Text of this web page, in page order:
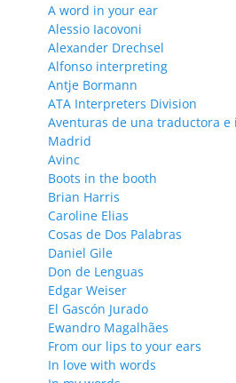
A word in your ear
Alessio Iacovoni
Alexander Drechsel
Alfonso interpreting
Antje Bormann
ATA Interpreters Division
Aventuras de una traductora
Madrid
Avinc
Boots in the booth
Brian Harris
Caroline Elias
Cosas de Dos Palabras
Daniel Gile
Don de Lenguas
Edgar Weiser
El Gascón Jurado
Ewandro Magalhães
From our lips to your ears
In love with words